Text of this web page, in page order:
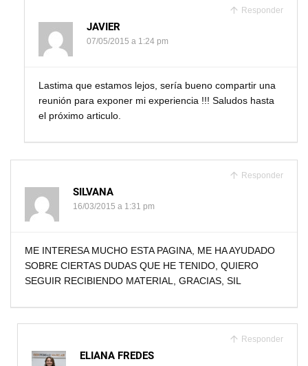
Responder
JAVIER
07/05/2015 a 1:24 pm
Lastima que estamos lejos, sería bueno compartir una
reunión para exponer mi experiencia !!! Saludos hasta
el próximo articulo.
Responder
SILVANA
16/03/2015 a 1:31 pm
ME INTERESA MUCHO ESTA PAGINA, ME HA AYUDADO
SOBRE CIERTAS DUDAS QUE HE TENIDO, QUIERO
SEGUIR RECIBIENDO MATERIAL, GRACIAS, SIL
Responder
ELIANA FREDES